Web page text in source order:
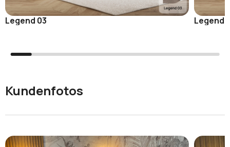
Legend 03 Legend
Kundenfotos